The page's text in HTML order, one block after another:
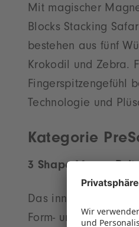
Mit magischer
Blocks Stacking
bestehen aus fünf
Krokodil und Zebra.
Fingerspitzengefühl
Technologie und
Kategorie
3 Shape Memo,
Das innovative
Form- und